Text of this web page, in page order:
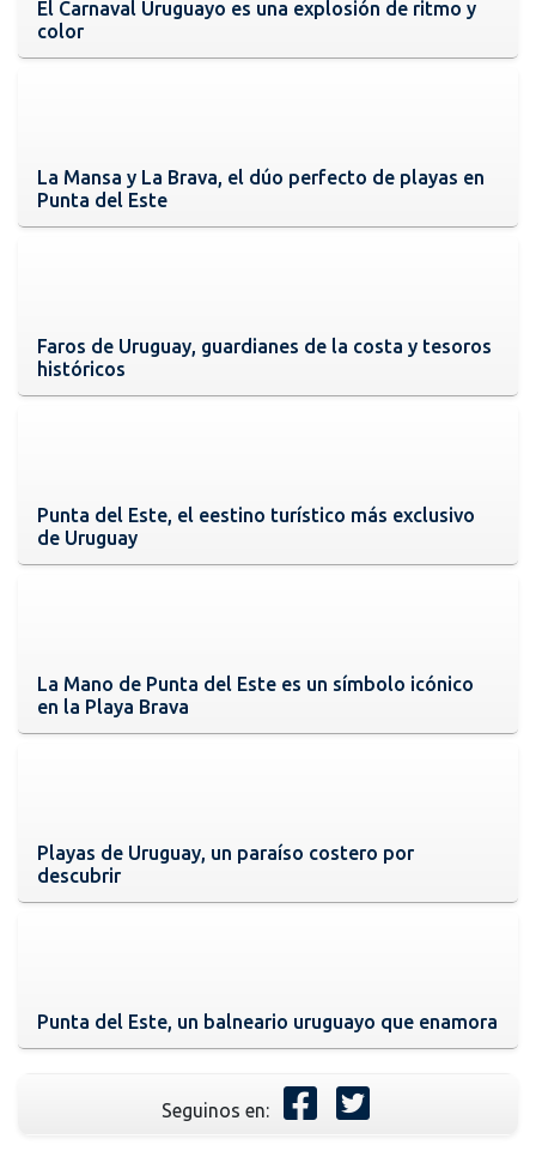
El Carnaval Uruguayo es una explosión de ritmo y
color
La Mansa y La Brava, el dúo perfecto de playas en
Punta del Este
Faros de Uruguay, guardianes de la costa y tesoros
históricos
Punta del Este, el eestino turístico más exclusivo
de Uruguay
La Mano de Punta del Este es un símbolo icónico
en la Playa Brava
Playas de Uruguay, un paraíso costero por
descubrir
Punta del Este, un balneario uruguayo que enamora
Seguinos en: